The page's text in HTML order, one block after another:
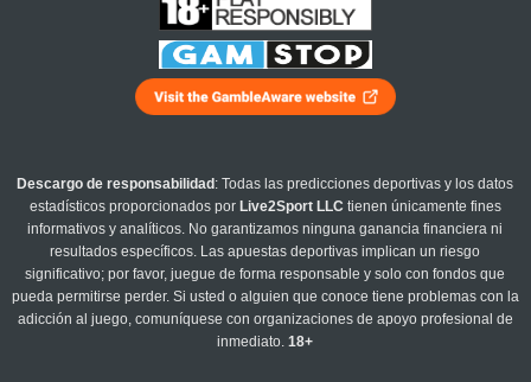
Descargo de responsabilidad : Todas las predicciones deportivas y los datos
estadísticos proporcionados por Live2Sport LLC tienen únicamente fines
informativos y analíticos. No garantizamos ninguna ganancia financiera ni
resultados específicos. Las apuestas deportivas implican un riesgo
significativo; por favor, juegue de forma responsable y solo con fondos que
pueda permitirse perder. Si usted o alguien que conoce tiene problemas con la
adicción al juego, comuníquese con organizaciones de apoyo profesional de
inmediato.18+